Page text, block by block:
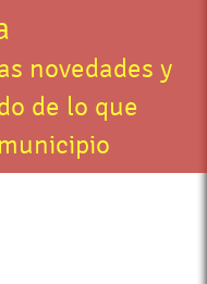
novedades y
de lo que